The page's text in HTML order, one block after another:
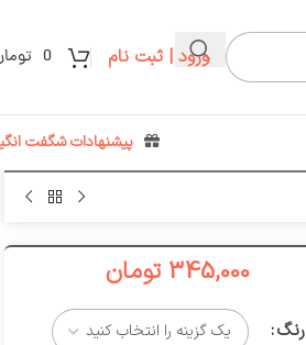
ورود | ثبت نام 0
پیشنهادات شگفت
345,000 تومان
رنگ